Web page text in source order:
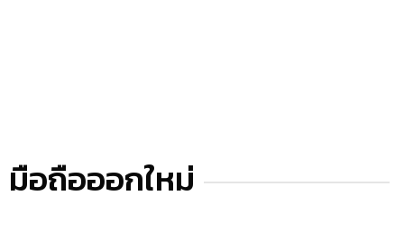
มือถือออกใหม่